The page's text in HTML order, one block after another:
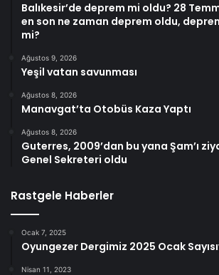
Balıkesir’de deprem mi oldu? 28
en son ne zaman deprem oldu,
mi?
Ağustos 9, 2026
Yeşil vatan savunması
Ağustos 8, 2026
Manavgat’ta Otobüs Kaza Yaptı
Ağustos 8, 2026
Guterres, 2009’dan bu yana Şam’ı
Genel Sekreteri oldu
Rastgele Haberler
Ocak 7, 2025
Oyungezer Dergimiz 2025 Ocak
Nisan 11, 2023